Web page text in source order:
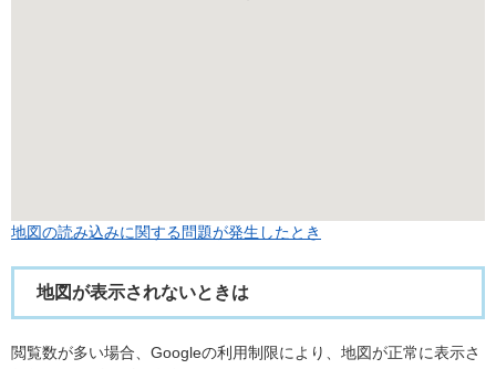
地図の読み込みに関する問題が発生したとき
地図が表示されないときは
閲覧数が多い場合、Googleの利用制限により、地図が正常に表示さ